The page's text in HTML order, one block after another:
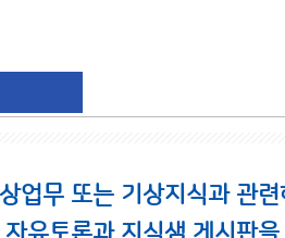
업무 또는 기상지식과 관